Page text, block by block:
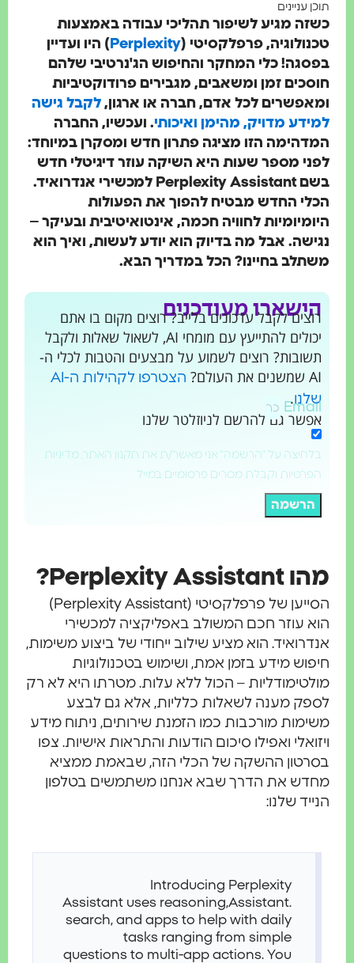
תוכן עניינים
כשזה מגיע לשיפור תהליכי עבודה באמצעות
טכנולוגיה, פרפלקסיטי (Perplexity) היו ועדיין
בפסגה! כלי המחקר והחיפוש הג'נרטיבי שלהם
חוסכים זמן ומשאבים, מגבירים פרודוקטיביות
ומאפשרים לכל אדם, חברה או ארגון,לקבל גישה
למידע מדויק, מהימן ואיכותי. ועכשיו, החברה
המדהימה הזו מציגה פתרון חדש ומסקרן במיוחד:
לפני מספר שעות היא השיקה עוזר דיגיטלי חדש
בשם Perplexity Assistant למכשירי אנדרואיד.
הכלי החדש מבטיח להפוך את הפעולות
היומיומיות לחוויה חכמה, אינטואיטיבית ובעיקר –
נגישה. אבל מה בדיוק הוא יודע לעשות, ואיך הוא
משתלב בחיינו? הכל במדריך הבא.
הישארו מעודכנים
רוצים לקבל עדכונים בלייב? רוצים מקום בו אתם
יכולים להתייעץ עם מומחי AI, לשאול שאלות ולקבל
תשובות? רוצים לשמוע על מבצעים והטבות לכלי ה-
הצטרפו לקהילות ה-AI
שלנו.
אפשר גם להרשם לניוזלטר שלנו
Email
בלחיצה על "הרשמה" אני מאשר/ת את תקנון האתר, מדיניות
הפרטיות וקבלת מסרים פרסומיים במייל
הרשמה
מהו Perplexity Assistant?
הסייען של פרפלקסיטי (Perplexity Assistant)
הוא עוזר חכם המשולב באפליקציה למכשירי
אנדרואיד. הוא מציע שילוב ייחודי של ביצוע משימות,
חיפוש מידע בזמן אמת, ושימוש בטכנולוגיות
מולטימודליות – הכול ללא עלות. מטרתו היא לא רק
לספק מענה לשאלות כלליות, אלא גם לבצע
משימות מורכבות כמו הזמנת שירותים, ניתוח מידע
ויזואלי ואפילו סיכום הודעות והתראות אישיות. צפו
בסרטון ההשקה של הכלי הזה, שבאמת ממציא
מחדש את הדרך שבא אנחנו משתמשים בטלפון
הנייד שלנו:
Introducing Perplexity
Assistant.
Assistant uses reasoning,
search, and apps to help with daily
tasks ranging from simple
questions to multi-app actions. You